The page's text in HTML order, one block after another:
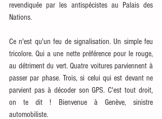
revendiquée par les antispécistes au Palais des
Nations.
Ce n'est qu'un feu de signalisation. Un simple feu
tricolore. Qui a une nette préférence pour le rouge,
au détriment du vert. Quatre voitures parviennent à
passer par phase. Trois, si celui qui est devant ne
parvient pas à décoder son GPS. C'est tout droit,
on te dit ! Bienvenue à Genève, sinistre
automobiliste.